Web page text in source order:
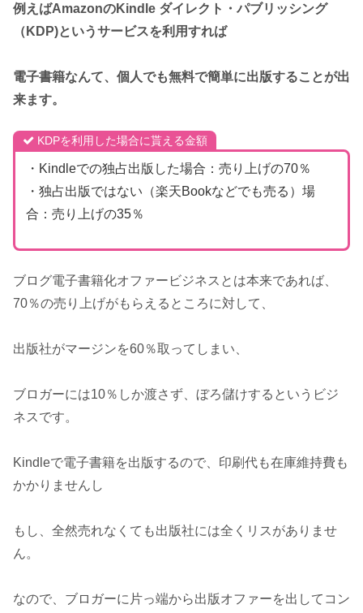
例えばAmazonのKindle ダイレクト・パブリッシング
（KDP)というサービスを利用すれば
電子書籍なんて、個人でも無料で簡単に出版することが出
来ます。
KDPを利用した場合に貰える金額
・Kindleでの独占出版した場合：売り上げの70％
・独占出版ではない（楽天Bookなどでも売る）場
合：売り上げの35％
ブログ電子書籍化オファービジネスとは本来であれば、
70％の売り上げがもらえるところに対して、
出版社がマージンを60％取ってしまい、
ブロガーには10％しか渡さず、ぼろ儲けするというビジ
ネスです。
Kindleで電子書籍を出版するので、印刷代も在庫維持費も
かかりませんし
もし、全然売れなくても出版社には全くリスがありませ
ん。
なので、ブロガーに片っ端から出版オファーを出してコン